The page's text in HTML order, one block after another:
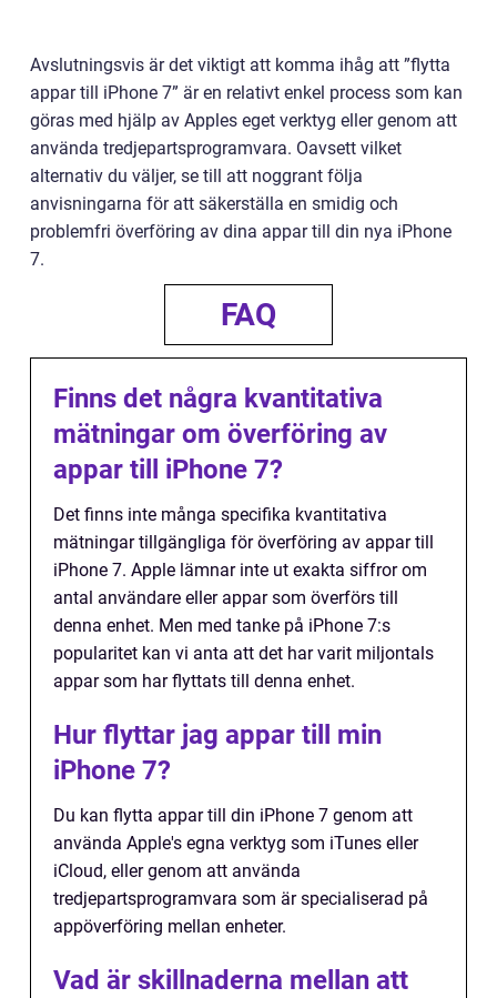
Avslutningsvis är det viktigt att komma ihåg att ”flytta
appar till iPhone 7” är en relativt enkel process som kan
göras med hjälp av Apples eget verktyg eller genom att
använda tredjepartsprogramvara. Oavsett vilket
alternativ du väljer, se till att noggrant följa
anvisningarna för att säkerställa en smidig och
problemfri överföring av dina appar till din nya iPhone
7.
FAQ
Finns det några kvantitativa
mätningar om överföring av
appar till iPhone 7?
Det finns inte många specifika kvantitativa
mätningar tillgängliga för överföring av appar till
iPhone 7. Apple lämnar inte ut exakta siffror om
antal användare eller appar som överförs till
denna enhet. Men med tanke på iPhone 7:s
popularitet kan vi anta att det har varit miljontals
appar som har flyttats till denna enhet.
Hur flyttar jag appar till min
iPhone 7?
Du kan flytta appar till din iPhone 7 genom att
använda Apple's egna verktyg som iTunes eller
iCloud, eller genom att använda
tredjepartsprogramvara som är specialiserad på
appöverföring mellan enheter.
Vad är skillnaderna mellan att